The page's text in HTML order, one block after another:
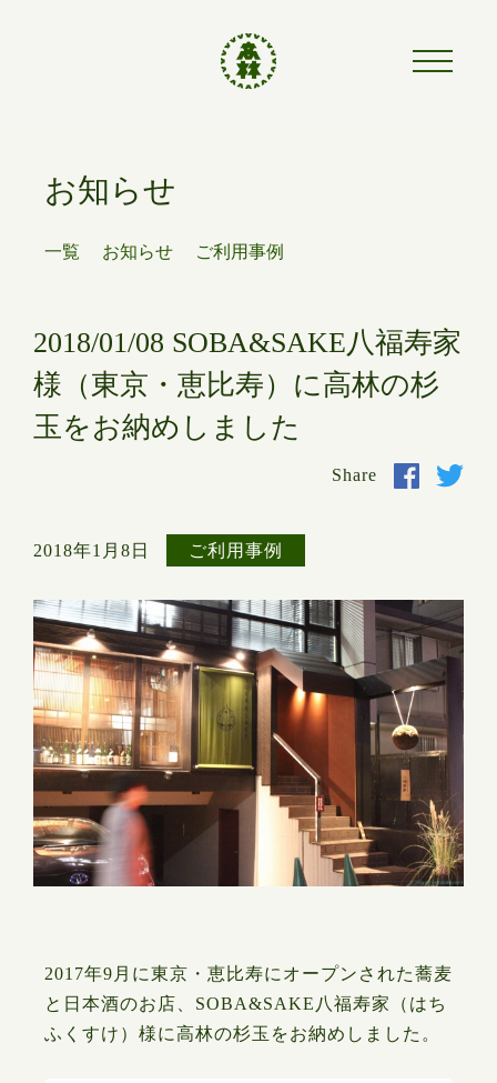
お知らせ
一覧 お知らせ ご利用事例
2018/01/08 SOBA&SAKE八福寿家
様（東京・恵比寿）に高林の杉
玉をお納めしました
Share
2018年1月8日 ご利用事例
2017年9月に東京・恵比寿にオープンされた蕎麦
と日本酒のお店、SOBA&SAKE八福寿家（はち
ふくすけ）様に高林の杉玉をお納めしました。